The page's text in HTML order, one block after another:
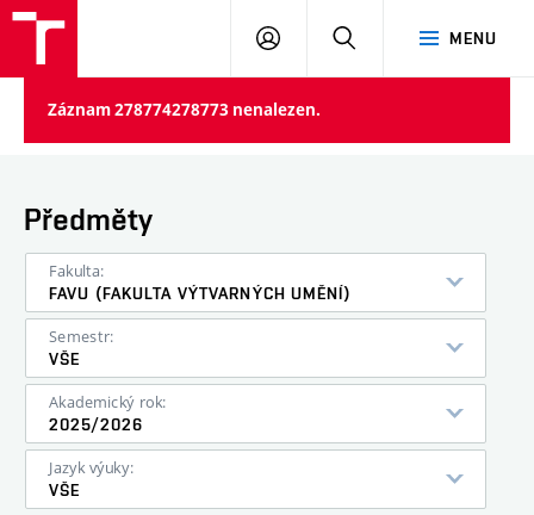
MENU
PŘIHLÁSIT
Záznam 278774278773 nenalezen.
Předměty
Fakulta:
FAVU (FAKULTA VÝTVARNÝCH UMĚNÍ)
Semestr:
VŠE
Akademický rok:
2025/2026
Jazyk výuky:
VŠE